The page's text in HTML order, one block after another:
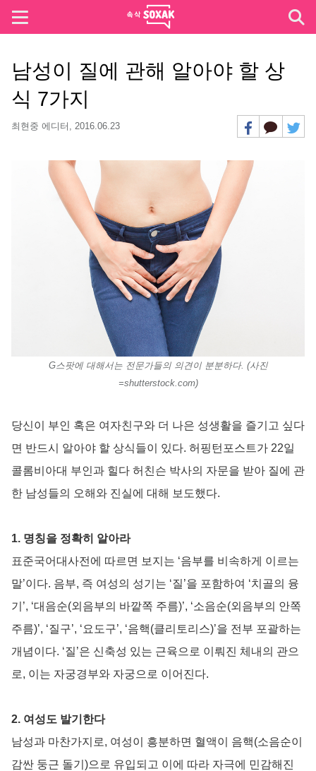
남성이 질에 관해 알아야 할 상
식 7가지
최현중 에디터, 2016.06.23
G스팟에 대해서는 전문가들의 의견이 분분하다. (사진
=shutterstock.com)
당신이 부인 혹은 여자친구와 더 나은 성생활을 즐기고 싶다
면 반드시 알아야 할 상식들이 있다. 허핑턴포스트가 22일
콜롬비아대 부인과 힐다 허친슨 박사의 자문을 받아 질에 관
한 남성들의 오해와 진실에 대해 보도했다.
1. 명칭을 정확히 알아라
표준국어대사전에 따르면 보지는 ‘음부를 비속하게 이르는
말’이다. 음부, 즉 여성의 성기는 ‘질’을 포함하여 ‘치골의 융
기’, ‘대음순(외음부의 바깥쪽 주름)’, ‘소음순(외음부의 안쪽
주름)’, ‘질구’, ‘요도구’, ‘음핵(클리토리스)’을 전부 포괄하는
개념이다. ‘질’은 신축성 있는 근육으로 이뤄진 체내의 관으
로, 이는 자궁경부와 자궁으로 이어진다.
2. 여성도 발기한다
남성과 마찬가지로, 여성이 흥분하면 혈액이 음핵(소음순이
감싼 둥근 돌기)으로 유입되고 이에 따라 자극에 민감해진